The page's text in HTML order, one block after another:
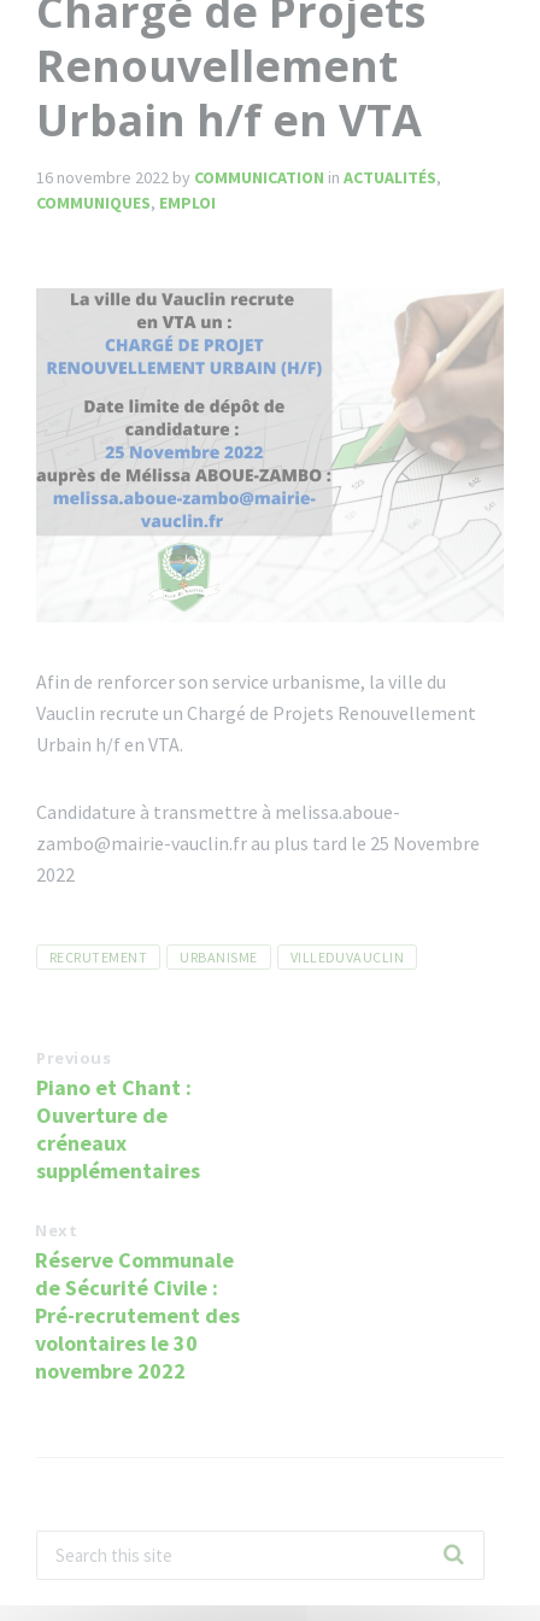
Renouvellement
Urbain h/f en VTA
16 novembre 2022 by COMMUNICATION in ACTUALITÉS,
COMMUNIQUES, EMPLOI
Afin de renforcer son service urbanisme, la ville du
Vauclin recrute un Chargé de Projets Renouvellement
Urbain h/f en VTA.
Candidature à transmettre à melissa.aboue-
zambo@mairie-vauclin.fr au plus tard le 25 Novembre
2022
Tags
RECRUTEMENT URBANISME VILLEDUVAUCLIN
Previous
Piano et Chant :
Ouverture de
créneaux
supplémentaires
Next
Réserve Communale
de Sécurité Civile :
Pré-recrutement des
volontaires le 30
novembre 2022